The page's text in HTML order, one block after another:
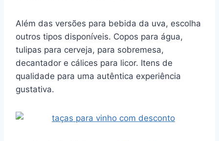
Além das versões para bebida da uva, escolha
outros tipos disponíveis. Copos para água,
tulipas para cerveja, para sobremesa,
decantador e cálices para licor. Itens de
qualidade para uma autêntica experiência
gustativa.